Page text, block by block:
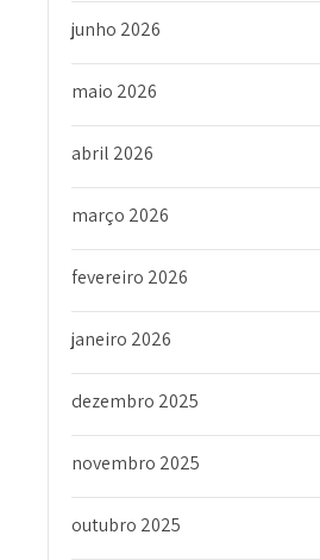
junho 2026
maio 2026
abril 2026
março 2026
fevereiro 2026
janeiro 2026
dezembro 2025
novembro 2025
outubro 2025